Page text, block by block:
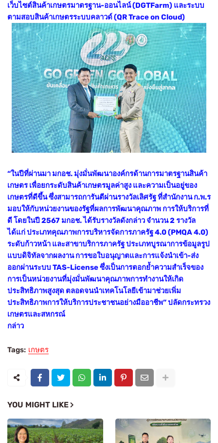
เว็บไซต์สินค้าเกษตรมาตรฐาน-ออนไลน์ (DGTFarm) และระบบ
ตามสอบสินค้าเกษตรระบบคลาวด์ (QR Trace on Cloud)
“ในปีที่ผ่านมา มกอช. มุ่งมั่นพัฒนาองค์กรด้านการมาตรฐานสินค้า
เกษตร เพื่อยกระดับสินค้าเกษตรมูลค่าสูง และความเป็นอยู่ของ
เกษตรที่ดีขึ้น ซึ่งสามารถการันตีผ่านรางวัลเลิศรัฐ ที่สำนักงาน ก.พ.ร
มอบให้กับหน่วยงานของรัฐที่ผลการพัฒนาคุณภาพ การให้บริการที่
ดี โดยในปี 2567 มกอช. ได้รับรางวัลดังกล่าว จำนวน 2 รางวัล
ได้แก่ ประเภทคุณภาพการบริหารจัดการภาครัฐ 4.0 (PMQA 4.0)
ระดับก้าวหน้า และสาขาบริการภาครัฐ ประเภทบูรณาการข้อมูลรูป
แบบดิจิทัลจากผลงาน การขอใบอนุญาตและการแจ้งนำเข้า-ส่ง
ออกผ่านระบบ TAS-License ซึ่งเป็นการตอกย้ำความสำเร็จของ
การเป็นหน่วยงานที่มุ่งมั่นพัฒนาคุณภาพการทำงานให้เกิด
ประสิทธิภาพสูงสุด ตลอดจนนำเทคโนโลยีเข้ามาช่วยเพิ่ม
ประสิทธิภาพการให้บริการประชาชนอย่างมืออาชีพ” ปลัดกระทรวง
เกษตรและสหกรณ์
กล่าว
Tags: เกษตร
YOU MIGHT LIKE